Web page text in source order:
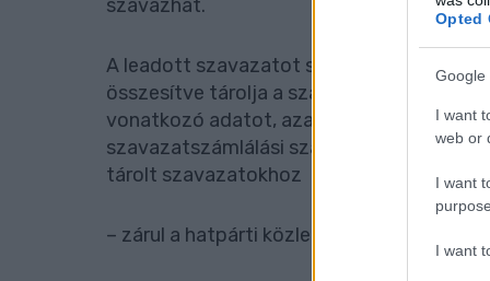
Opted
Google
I want
web or
I want
I want
szavazhat.
A leadott szavazatot sem a
összesítve tárolja a
vonatkozó adatot, azaz a szavazás
szavazatszámlálási szakaszban adják
tárolt szavazatokhoz
– zárul a hatpárti közlemény.